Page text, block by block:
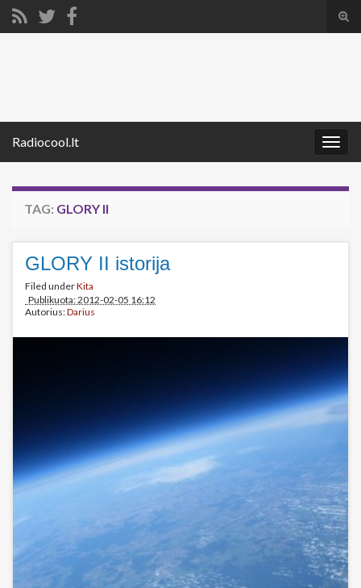
Radiocool.lt
TAG: GLORY II
GLORY II istorija
Filed underKita
Publikuota: 2012-02-05 16:12
Autorius:Darius